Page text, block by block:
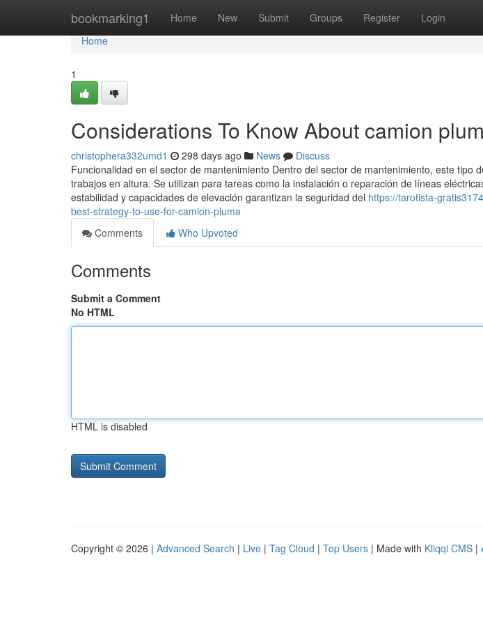
bookmarking1 Home New Submit Groups Register Login
Home
Home
1
Considerations To Know About camion
christophera332umd1 298 days ago News
Discuss
Funcionalidad en el sector de mantenimiento Dentro del sector de mantenimiento, este tipo
trabajos en altura. Se utilizan para tareas como la instalación o reparación de líneas
estabilidad y capacidades de elevación garantizan la seguridad del https://tarotista-
best-strategy-to-use-for-camion-pluma
Comments
Who Upvoted
Comments
Submit a Comment
No HTML
HTML is disabled
Copyright © 2026 | Advanced Search | Live | Tag Cloud | Top Users | Made with Kliqqi CMS |